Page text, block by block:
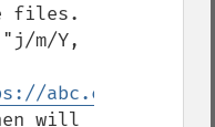
files.
abc.com/